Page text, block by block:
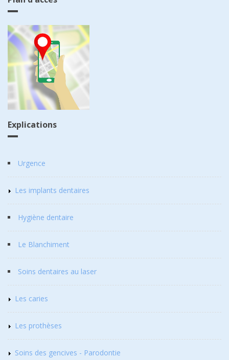
Explications
Urgence
Les implants dentaires
Hygiène dentaire
Le Blanchiment
Soins dentaires au laser
Les caries
Les prothèses
Soins des gencives - Parodontie